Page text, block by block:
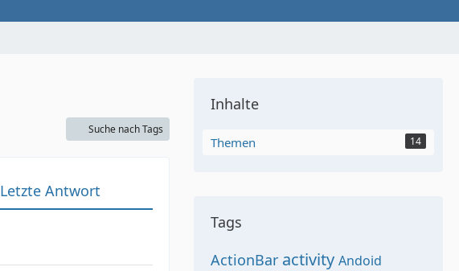
Suche nach Tags
Letzte Antwort
Inhalte
Themen 14
Tags
ActionBar activity Andoid